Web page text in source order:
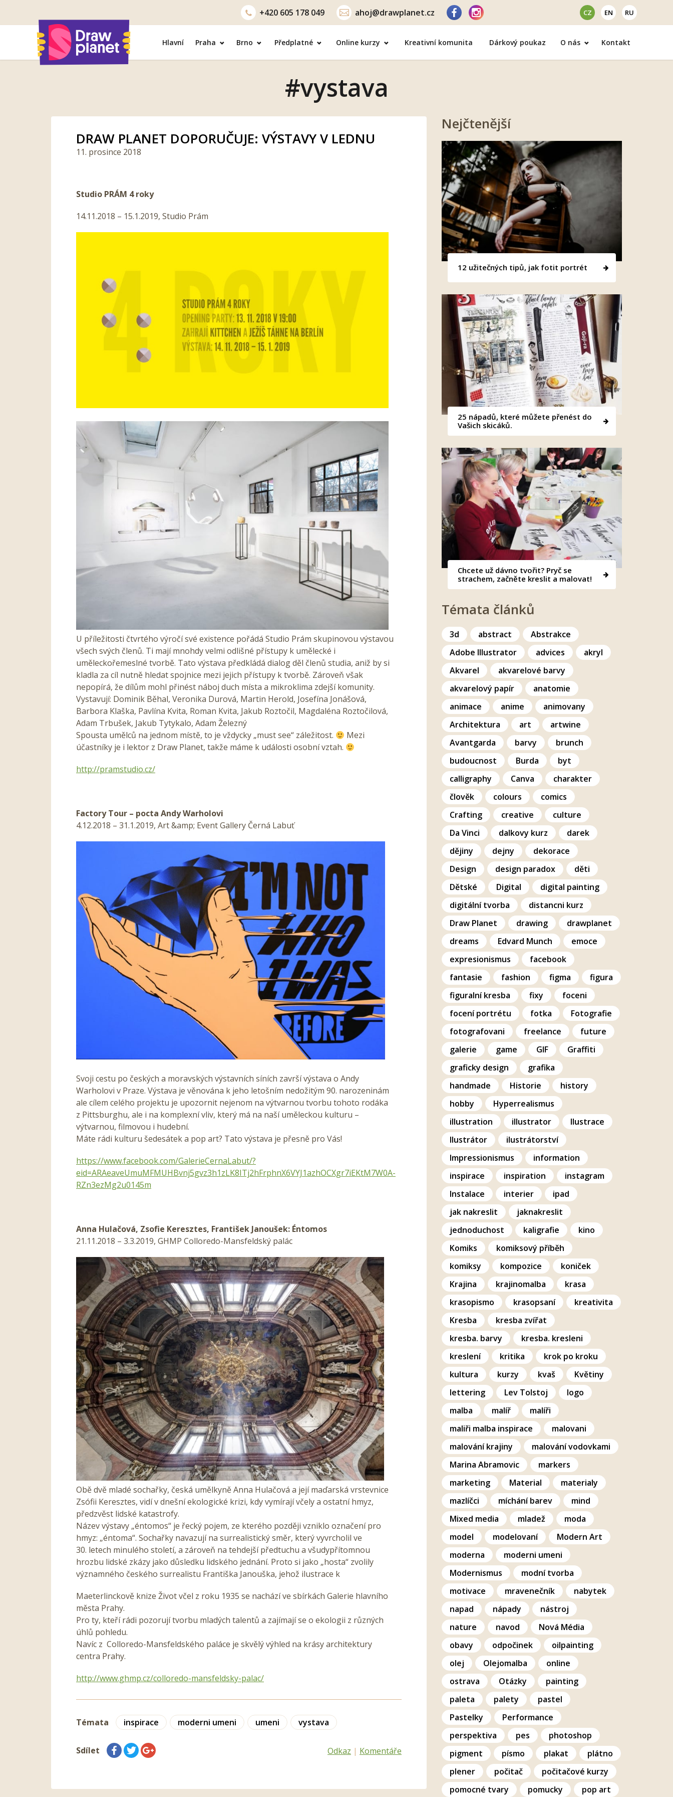
+420 605 178 049 ahoj@drawplanet.cz CZ EN RU
Hlavní Praha Brno Předplatné Online kurzy Kreativní komunita Dárkový poukaz O nás Kontakt
#vystava
DRAW PLANET DOPORUČUJE: VÝSTAVY V LEDNU
11. prosince 2018
Studio PRÁM 4 roky
14.11.2018 – 15.1.2019, Studio Prám
U příležitosti čtvrtého výročí své existence pořádá Studio Prám skupinovou výstavou
všech svých členů. Ti mají mnohdy velmi odlišné přístupy k umělecké i
uměleckořemeslné tvorbě. Tato výstava předkládá dialog děl členů studia, aniž by si
kladla za cíl nutně hledat spojnice mezi jejich přístupy k tvorbě. Zároveň však
nepopírá, že dílům mohl přinést náboj duch místa a mikroklima zdejší komunity.
Vystavují: Dominik Běhal, Veronika Durová, Martin Herold, Josefína Jonášová,
Barbora Klaška, Pavlína Kvita, Roman Kvita, Jakub Roztočil, Magdaléna Roztočilová,
Adam Trbušek, Jakub Tytykalo, Adam Železný
Spousta umělců na jednom místě, to je vždycky „must see“ záležitost.
Mezi
účastníky je i lektor z Draw Planet, takže máme k události osobní vztah.
http://pramstudio.cz/
Factory Tour – pocta Andy Warholovi
4.12.2018 – 31.1.2019, Art &amp; Event Gallery Černá Labuť
Svoji cestu po českých a moravských výstavních síních završí výstava o Andy
Warholovi v Praze. Výstava je věnována k jeho letošním nedožitým 90. narozeninám
ale cílem celého projektu je upozornit nejenom na výtvarnou tvorbu tohoto rodáka
z Pittsburghu, ale i na komplexní vliv, který má na naší uměleckou kulturu –
výtvarnou, filmovou i hudební.
Máte rádi kulturu šedesátek a pop art? Tato výstava je přesně pro Vás!
https://www.facebook.com/GalerieCernaLabut/?
eid=ARAeaveUmuMFMUHBvnj5gvz3h1zLK8ITj2hFrphnX6VYJ1azhOCXgr7iEKtM7W0A-
RZn3ezMg2u0145m
Anna Hulačová, Zsofie Keresztes, František Janoušek: Éntomos
21.11.2018 – 3.3.2019, GHMP Colloredo-Mansfeldský palác
Obě dvě mladé sochařky, česká umělkyně Anna Hulačová a její maďarská vrstevnice
Zsófii Keresztes, vidí v dnešní ekologické krizi, kdy vymírají včely a ostatní hmyz,
předzvěst lidské katastrofy.
Název výstavy „éntomos“ je řecký pojem, ze kterého později vzniklo označení pro
hmyz: „éntoma“. Sochařky navazují na surrealistický směr, který vyvrcholil ve
30. letech minulého století, a zároveň na tehdejší předtuchu a všudypřítomnou
hrozbu lidské zkázy jako důsledku lidského jednání. Proto si jako „hosta“ zvolily
významného českého surrealistu Františka Janouška, jehož ilustrace k
Maeterlinckově knize Život včel z roku 1935 se nachází ve sbírkách Galerie hlavního
města Prahy.
Pro ty, kteří rádi pozorují tvorbu mladých talentů a zajímají se o ekologii z různých
úhlů pohledu.
Navíc z Colloredo-Mansfeldského paláce je skvělý výhled na krásy architektury
centra Prahy.
http://www.ghmp.cz/colloredo-mansfeldsky-palac/
Témata inspirace moderni umeni umeni vystava
Sdílet Odkaz | Komentáře
Nejčtenější
12 užitečných tipů, jak fotit portrét
25 nápadů, které můžete přenést do
Vašich skicáků.
Chcete už dávno tvořit? Pryč se
strachem, začněte kreslit a malovat!
Témata článků
3d abstract
Abstrakce
Adobe Illustrator
advices
akryl
Akvarel
akvarelové barvy
akvarelový papír
anatomie
animace
anime
animovany
Architektura
art
artwine
Avantgarda
barvy
brunch
budoucnost
Burda
byt
calligraphy
Canva
charakter
člověk
colours
comics
Crafting
creative
culture
Da Vinci
dalkovy kurz
darek
dějiny
dejny
dekorace
Design
design paradox
děti
Dětské
Digital
digital painting
digitální tvorba
distancni kurz
Draw Planet
drawing
drawplanet
dreams
Edvard Munch
emoce
expresionismus
facebook
fantasie
fashion figma
figura
figuralní kresba
fixy
foceni
focení portrétu
fotka
Fotografie
fotografovani
freelance
future
galerie
game GIF
Graffiti
graficky design
grafika
handmade
Historie
history
hobby
Hyperrealismus
illustration
illustrator
Ilustrace
Ilustrátor
ilustrátorství
Impressionismus
information
inspirace
inspiration
instagram
Instalace
interier
ipad
jak nakreslit
jaknakreslit
jednoduchost
kaligrafie
kino
Komiks
komiksový příběh
komiksy
kompozice
koniček
Krajina
krajinomalba
krasa
krasopismo
krasopsaní
kreativita
Kresba
kresba zvířat
kresba. barvy
kresba. kresleni
kreslení
kritika
krok po kroku
kultura
kurzy kvaš
Květiny
lettering
Lev Tolstoj
logo
malba
malíř
malíři
maliři malba inspirace
malovani
malování krajiny
malování vodovkami
Marina Abramovic
markers
marketing
Material
materialy
mazlíčci
míchání barev
mind
Mixed media
mladež
moda
model
modelovaní
Modern Art
moderna
moderni umeni
Modernismus
modní tvorba
motivace
mravenečník
nabytek
napad
nápady
nástroj
nature
navod
Nová Média
obavy
odpočinek
oilpainting
olej
Olejomalba
online
ostrava
Otázky
painting
paleta
palety
pastel
Pastelky
Performance
perspektiva
pes
photoshop
pigment
písmo plakat
plátno
plener
počitač
počitačové kurzy
pomocné tvary
pomucky pop art